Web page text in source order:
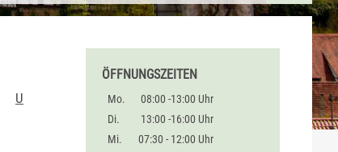
U
ÖFFNUNGSZEITEN
Mo.
08:00 -13:00 Uhr
Di.
13:00 -16:00 Uhr
Mi.
07:30 - 12:00 Uhr